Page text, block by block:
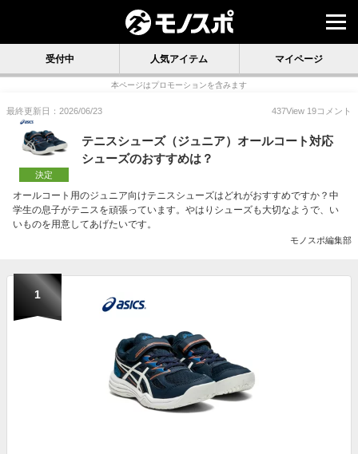
受付中 人気アイテム マイページ
本ページはプロモーションを含みます
最終更新日：2026/06/23 437View 19コメント
決定
テニスシューズ（ジュニア）オールコート対応
シューズのおすすめは？
オールコート用のジュニア向けテニスシューズはどれがおすすめですか？中
学生の息子がテニスを頑張っています。やはりシューズも大切なようで、い
いものを用意してあげたいです。
モノスポ編集部
1